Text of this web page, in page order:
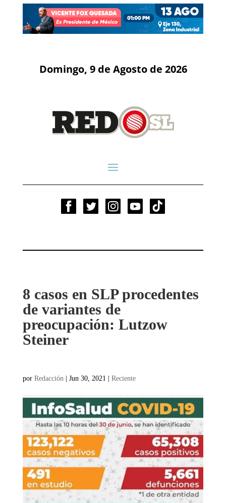
Domingo, 9 de Agosto de 2026
8 casos en SLP procedentes
de variantes de
preocupación: Lutzow
Steiner
por Redacción | Jun 30, 2021 | Reciente